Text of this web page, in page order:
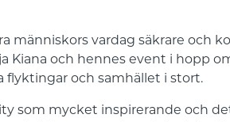
människors vardag säkrare och
Kiana och hennes event i hopp
flyktingar och samhället i stort.
som mycket inspirerande och